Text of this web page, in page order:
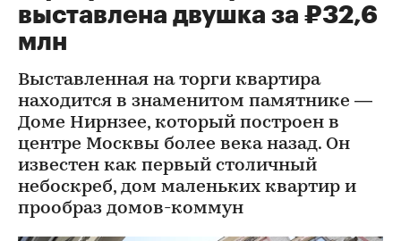
выставлена двушка за ₽32,6
млн
Выставленная на торги квартира
находится в знаменитом памятнике —
Доме Нирнзее, который построен в
центре Москвы более века назад. Он
известен как первый столичный
небоскреб, дом маленьких квартир и
прообраз домов-коммун